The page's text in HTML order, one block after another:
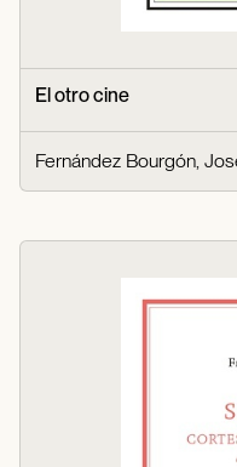
El otro cine
Fernández Bourgón,